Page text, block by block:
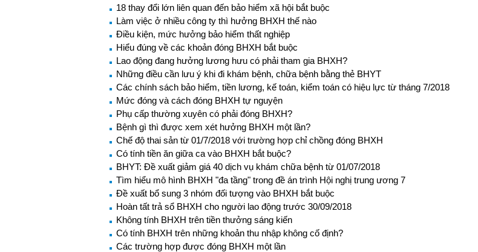
18 thay đổi lớn liên quan đến bảo hiểm xã hội bắt buộc
Làm việc ở nhiều công ty thì hưởng BHXH thế nào
Điều kiện, mức hưởng bảo hiểm thất nghiệp
Hiểu đúng về các khoản đóng BHXH bắt buộc
Lao động đang hưởng lương hưu có phải tham gia BHXH?
Những điều cần lưu ý khi đi khám bệnh, chữa bệnh bằng thẻ BHYT
Các chính sách bảo hiểm, tiền lương, kế toán, kiểm toán có hiệu lực từ tháng 7/2018
Mức đóng và cách đóng BHXH tự nguyện
Phụ cấp thường xuyên có phải đóng BHXH?
Bệnh gì thì được xem xét hưởng BHXH một lần?
Chế độ thai sản từ 01/7/2018 với trường hợp chỉ chồng đóng BHXH
Có tính tiền ăn giữa ca vào BHXH bắt buộc?
BHYT: Đề xuất giảm giá 40 dịch vụ khám chữa bệnh từ 01/07/2018
Tìm hiểu mô hình BHXH "đa tầng" trong đề án trình Hội nghị trung ương 7
Đề xuất bổ sung 3 nhóm đối tượng vào BHXH bắt buộc
Hoàn tất trả sổ BHXH cho người lao động trước 30/09/2018
Không tính BHXH trên tiền thưởng sáng kiến
Có tính BHXH trên những khoản thu nhập không cố định?
Các trường hợp được đóng BHXH một lần